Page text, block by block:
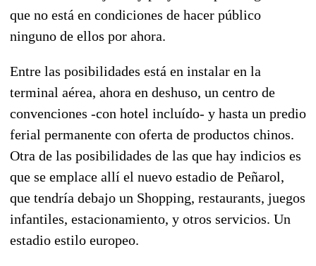
que no está en condiciones de hacer público
ninguno de ellos por ahora.
Entre las posibilidades está en instalar en la
terminal aérea, ahora en deshuso, un centro de
convenciones -con hotel incluído- y hasta un predio
ferial permanente con oferta de productos chinos.
Otra de las posibilidades de las que hay indicios es
que se emplace allí el nuevo estadio de Peñarol,
que tendría debajo un Shopping, restaurants, juegos
infantiles, estacionamiento, y otros servicios. Un
estadio estilo europeo.